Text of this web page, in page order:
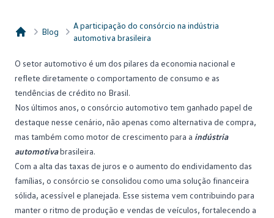
Consórcio Embracon
Blog
A participação do consórcio na indústria
automotiva brasileira
O setor automotivo é um dos pilares da economia nacional e
reflete diretamente o comportamento de consumo e as
tendências de crédito no Brasil.
Nos últimos anos, o consórcio automotivo tem ganhado papel de
destaque nesse cenário, não apenas como alternativa de compra,
mas também como motor de crescimento para a indústria
automotivabrasileira.
Com a alta das taxas de juros e o aumento do endividamento das
famílias, o consórcio se consolidou como uma solução financeira
sólida, acessível e planejada. Esse sistema vem contribuindo para
manter o ritmo de produção e vendas de veículos, fortalecendo a